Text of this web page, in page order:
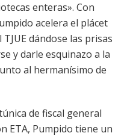
enteras». Con
acelera el plácet
dándose las prisas
y darle esquinazo a la
al hermanísimo de
de fiscal general
ETA, Pumpido tiene un